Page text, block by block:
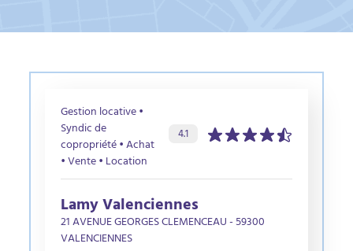
Gestion locative •
Syndic de
copropriété • Achat
• Vente • Location
Évaluation de l’agence :
4.1sur 5 étoiles
Lamy Valenciennes
21 AVENUE GEORGES CLEMENCEAU - 59300
VALENCIENNES